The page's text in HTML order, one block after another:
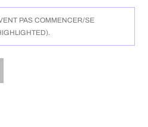
PAS COMMENCER/SE